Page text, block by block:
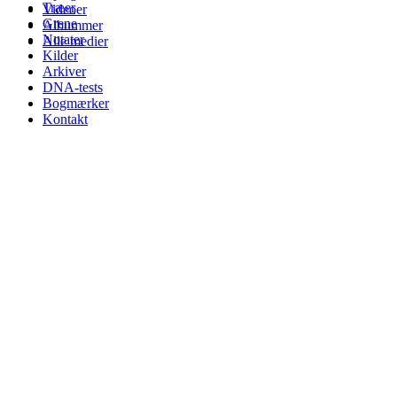
Videoer
Albummer
Alle medier
Træer
Grene
Notater
Kilder
Arkiver
DNA-tests
Bogmærker
Kontakt